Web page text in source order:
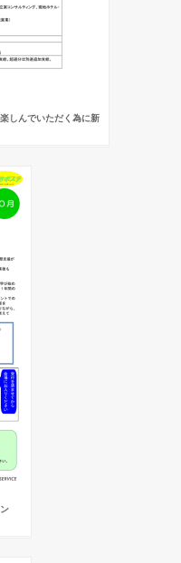
しんでいただく為に新